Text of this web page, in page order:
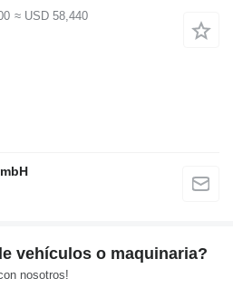
≈ USD 58,440
vehículos o maquinaria?
nosotros!